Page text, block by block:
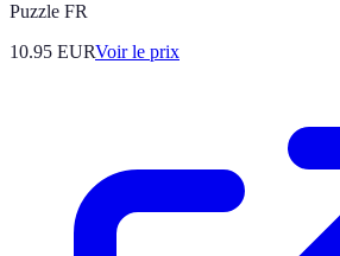
Puzzle FR
10.95 EURVoir le prix